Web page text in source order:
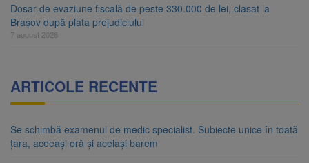
Dosar de evaziune fiscală de peste 330.000 de lei, clasat la
Brașov după plata prejudiciului
7 august 2026
ARTICOLE RECENTE
Se schimbă examenul de medic specialist. Subiecte unice în toată
țara, aceeași oră și același barem